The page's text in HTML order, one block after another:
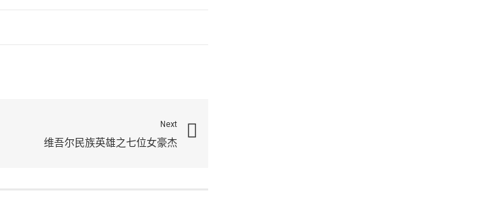
Next
维吾尔民族英雄之七位女豪杰